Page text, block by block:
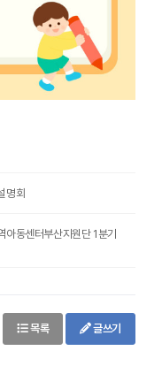
명회
동센터부산지원단 1분기
목록 글쓰기